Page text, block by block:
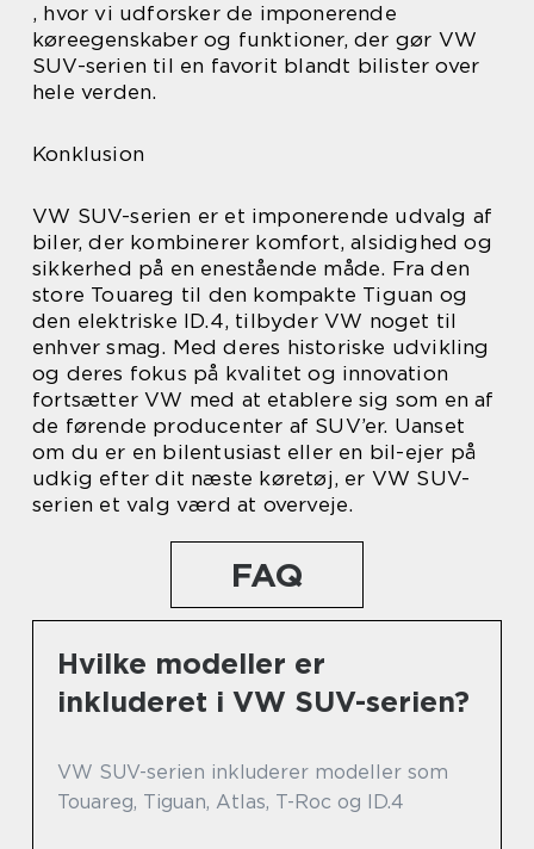
, hvor vi udforsker de imponerende
køreegenskaber og funktioner, der gør VW
SUV-serien til en favorit blandt bilister over
hele verden.
Konklusion
VW SUV-serien er et imponerende udvalg af
biler, der kombinerer komfort, alsidighed og
sikkerhed på en enestående måde. Fra den
store Touareg til den kompakte Tiguan og
den elektriske ID.4, tilbyder VW noget til
enhver smag. Med deres historiske udvikling
og deres fokus på kvalitet og innovation
fortsætter VW med at etablere sig som en af
de førende producenter af SUV’er. Uanset
om du er en bilentusiast eller en bil-ejer på
udkig efter dit næste køretøj, er VW SUV-
serien et valg værd at overveje.
FAQ
Hvilke modeller er
inkluderet i VW SUV-serien?
VW SUV-serien inkluderer modeller som
Touareg, Tiguan, Atlas, T-Roc og ID.4